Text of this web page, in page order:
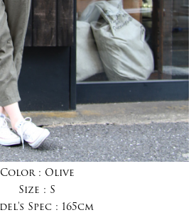
Color : Olive
Size : S
Spec : 165cm